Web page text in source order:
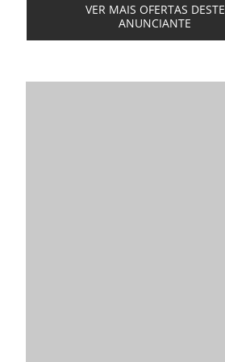
VER MAIS OFERTAS DESTE
ANUNCIANTE